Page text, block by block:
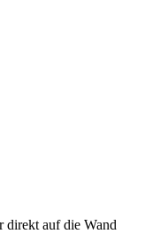
direkt auf die Wand